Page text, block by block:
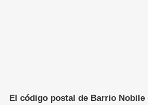
El código postal de Barrio Nobile